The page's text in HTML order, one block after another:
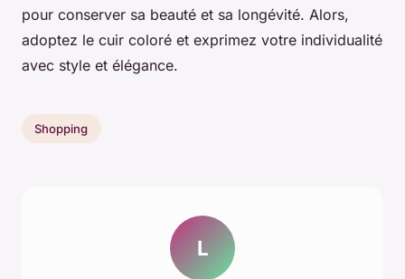
pour conserver sa beauté et sa longévité. Alors,
adoptez le cuir coloré et exprimez votre individualité
avec style et élégance.
Shopping
L